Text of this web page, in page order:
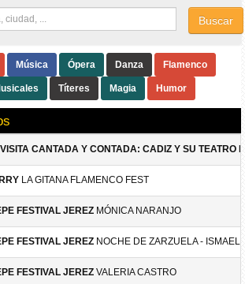
Buscar
Música Ópera Danza Flamenco
Títeres Magia Humor
CANTADA Y CONTADA: CADIZ Y SU TEATRO
LA GITANA FLAMENCO FEST
FESTIVAL JEREZ MÓNICA NARANJO
FESTIVAL JEREZ NOCHE DE ZARZUELA -
FESTIVAL JEREZ VALERIA CASTRO